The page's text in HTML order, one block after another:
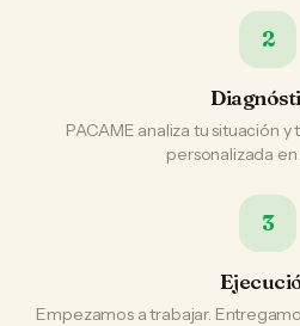
2
PACAME analiza tu situación
personalizada en
3
Empezamos a trabajar.